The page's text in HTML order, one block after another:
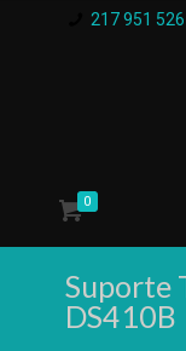
217 951 526
0
Suporte
DS410B